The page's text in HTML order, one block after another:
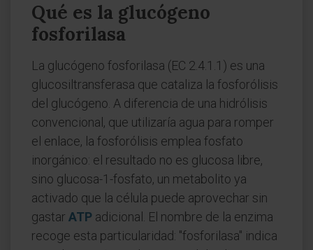
Qué es la glucógeno
fosforilasa
La glucógeno fosforilasa (EC 2.4.1.1) es una
glucosiltransferasa que cataliza la fosforólisis
del glucógeno. A diferencia de una hidrólisis
convencional, que utilizaría agua para romper
el enlace, la fosforólisis emplea fosfato
inorgánico: el resultado no es glucosa libre,
sino glucosa-1-fosfato, un metabolito ya
activado que la célula puede aprovechar sin
gastar ATP adicional. El nombre de la enzima
recoge esta particularidad: "fosforilasa" indica